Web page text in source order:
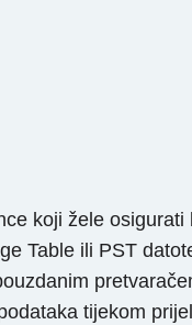
koji žele
Table ili PST
tijekom